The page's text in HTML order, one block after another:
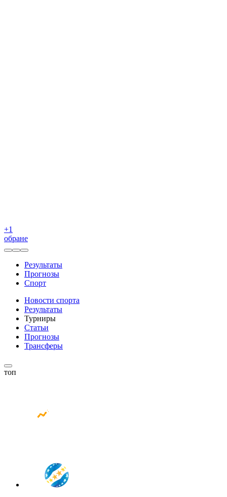
+1
обране
Результаты
Прогнозы
Спорт
Новости спорта
Результаты
Турниры
Статьи
Прогнозы
Трансферы
топ